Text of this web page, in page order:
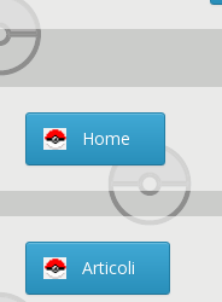
Home
Articoli